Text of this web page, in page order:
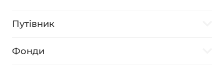
Путівник
Фонди